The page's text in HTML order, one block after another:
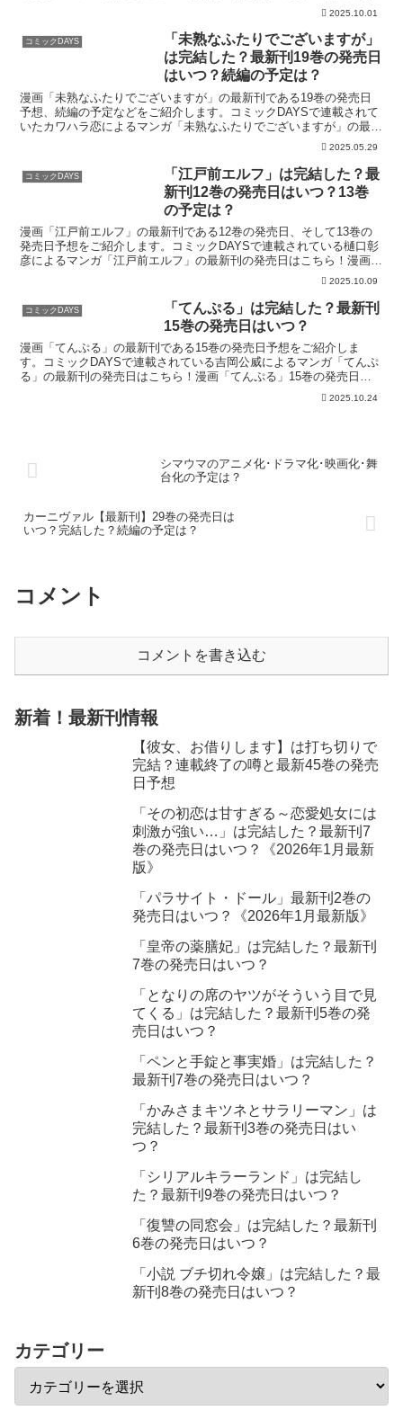
2025.10.01
コミックDAYS
「未熟なふたりでございますが」
は完結した？最新刊19巻の発売日
はいつ？続編の予定は？
漫画「未熟なふたりでございますが」の最新刊である19巻の発売日
予想、続編の予定などをご紹介します。コミックDAYSで連載されて
いたカワハラ恋によるマンガ「未熟なふたりでございますが」の最新
刊の発売日はこちら！漫画「未熟なふたりでございますが...2025.05.29
コミックDAYS
「江戸前エルフ」は完結した？最
新刊12巻の発売日はいつ？13巻
の予定は？
漫画「江戸前エルフ」の最新刊である12巻の発売日、そして13巻の
発売日予想をご紹介します。コミックDAYSで連載されている樋口彰
彦によるマンガ「江戸前エルフ」の最新刊の発売日はこちら！漫画
「江戸前エルフ」12巻の発売日はいつ？コミック「江戸... 2025.10.09
コミックDAYS
「てんぷる」は完結した？最新刊
15巻の発売日はいつ？
漫画「てんぷる」の最新刊である15巻の発売日予想をご紹介しま
す。コミックDAYSで連載されている吉岡公威によるマンガ「てんぷ
る」の最新刊の発売日はこちら！漫画「てんぷる」15巻の発売日は
2025.10.24
シマウマのアニメ化･ドラマ化･映画化･舞
台化の予定は？
カーニヴァル【最新刊】29巻の発売日は
いつ？完結した？続編の予定は？
コメント
コメントを書き込む
新着！最新刊情報
【彼女、お借りします】は打ち切りで
完結？連載終了の噂と最新45巻の発売
日予想
「その初恋は甘すぎる～恋愛処女には
刺激が強い…」は完結した？最新刊7
巻の発売日はいつ？《2026年1月最新
版》
「パラサイト・ドール」最新刊2巻の
発売日はいつ？《2026年1月最新版》
「皇帝の薬膳妃」は完結した？最新刊
7巻の発売日はいつ？
「となりの席のヤツがそういう目で見
てくる」は完結した？最新刊5巻の発
売日はいつ？
「ペンと手錠と事実婚」は完結した？
最新刊7巻の発売日はいつ？
「かみさまキツネとサラリーマン」は
完結した？最新刊3巻の発売日はい
つ？
「シリアルキラーランド」は完結し
た？最新刊9巻の発売日はいつ？
「復讐の同窓会」は完結した？最新刊
6巻の発売日はいつ？
「小説 ブチ切れ令嬢」は完結した？最
新刊8巻の発売日はいつ？
カテゴリー